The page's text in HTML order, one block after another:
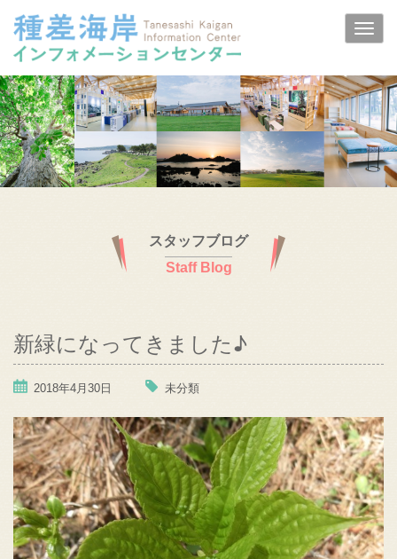
スタッフブログ
Staff Blog
新緑になってきました♪
2018年4月30日 未分類